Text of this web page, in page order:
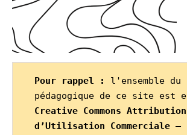
Pour rappel : l'ensemble du
pédagogique de ce site est
Creative Commons
d’Utilisation Commerciale –